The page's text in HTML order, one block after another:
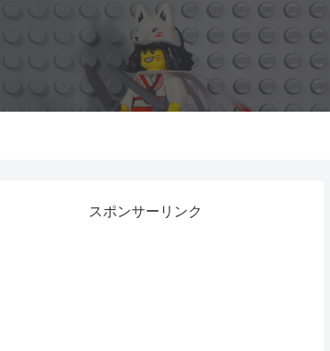
スポンサーリンク